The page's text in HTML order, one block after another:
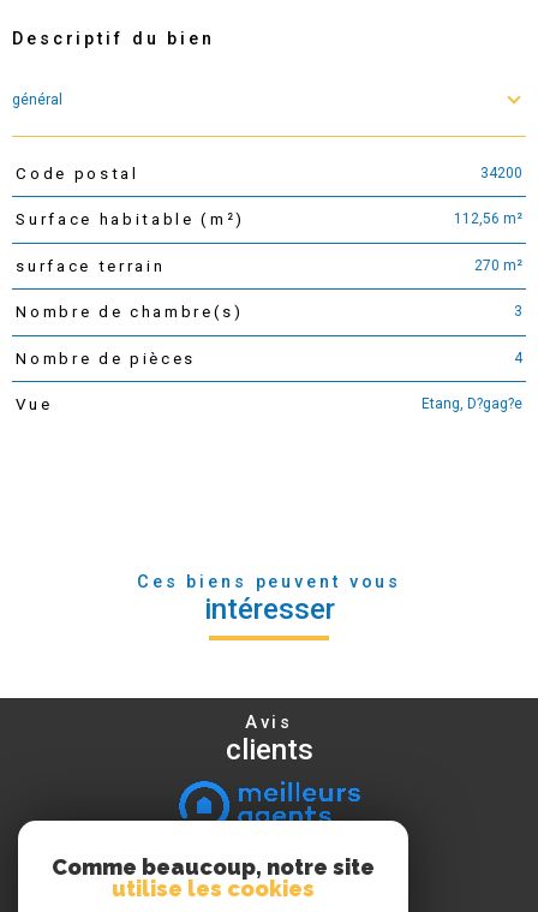
Descriptif du bien
général
TRAD_PAMPERO_Caracteristique
Code postal 34200
Surface habitable (m²) 112,56 m²
surface terrain 270 m²
Nombre de chambre(s) 3
Nombre de pièces 4
Vue Etang, D?gag?e
Ces biens peuvent vous
intéresser
Avis
clients
Nous
suivre
Comme beaucoup, notre site
utilise les cookies